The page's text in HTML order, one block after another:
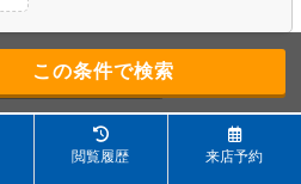
閲覧履歴 来店予約